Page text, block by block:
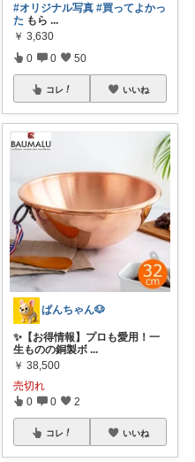
#オリジナル写真 #買ってよかっ
た もら ...
￥ 3,630
0 0 50
コレ いいね
ぱんちゃん🐶
✨【お得情報】プロも愛用！一
生ものの銅製ボ ...
￥ 38,500
売切れ
0 0 2
コレ いいね